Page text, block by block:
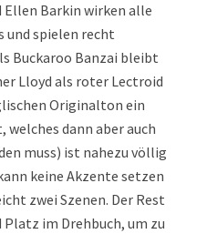
Barkin wirken alle
und spielen recht
Buckaroo Banzai bleibt
Lloyd als roter Lectroid
Originalton ein
dann aber auch
muss) ist nahezu völlig
keine Akzente setzen
zwei Szenen. Der Rest
im Drehbuch, um zu